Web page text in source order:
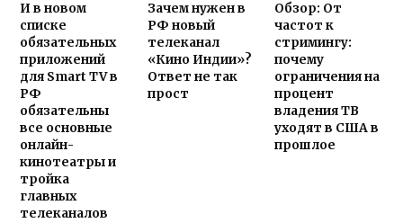
И в новом
списке
обязательных
приложений
для Smart TV в
РФ
обязательны
все основные
онлайн-
кинотеатры и
тройка
главных
телеканалов
Зачем нужен в
РФ новый
телеканал
«Кино Индии»?
Ответ не так
прост
Обзор: От
частот к
стримингу:
почему
ограничения на
процент
владения ТВ
уходят в США в
прошлое